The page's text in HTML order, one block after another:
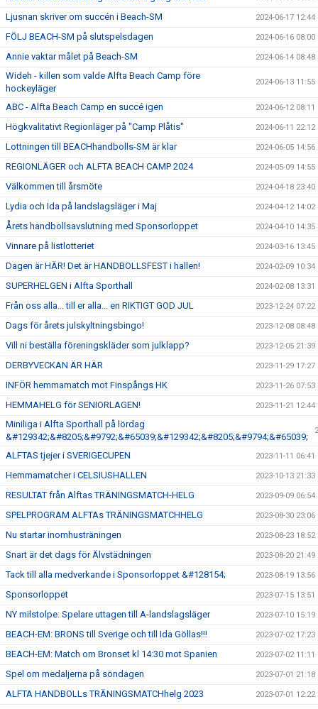
Ljusnan skriver om succén i Beach-SM 2024-06-17 12:44
FÖLJ BEACH-SM på slutspelsdagen 2024-06-16 08:00
Annie vaktar målet på Beach-SM 2024-06-14 08:48
Wideh - killen som valde Alfta Beach Camp före
hockeyläger
2024-06-13 11:55
ABC - Alfta Beach Camp en succé igen 2024-06-12 08:11
Högkvalitativt Regionläger på "Camp Plåtis" 2024-06-11 22:12
Lottningen till BEACHhandbolls-SM är klar 2024-06-05 14:56
REGIONLÄGER och ALFTA BEACH CAMP 2024 2024-05-09 14:55
Välkommen till årsmöte 2024-04-18 23:40
Lydia och Ida på landslagsläger i Maj 2024-04-12 14:02
Årets handbollsavslutning med Sponsorloppet 2024-04-10 14:35
Vinnare på listlotteriet 2024-03-16 13:45
Dagen är HÄR! Det är HANDBOLLSFEST i hallen! 2024-02-09 10:34
SUPERHELGEN i Alfta Sporthall 2024-02-08 13:31
Från oss alla... till er alla... en RIKTIGT GOD JUL 2023-12-24 07:22
Dags för årets julskyltningsbingo! 2023-12-08 08:48
Vill ni beställa föreningskläder som julklapp? 2023-12-05 21:39
DERBYVECKAN ÄR HÄR 2023-11-29 17:27
INFÖR hemmamatch mot Finspångs HK 2023-11-26 07:53
HEMMAHELG för SENIORLAGEN! 2023-11-21 12:44
Miniliga i Alfta Sporthall på lördag
&#129342;&#8205;&#9792;&#65039;&#129342;&#8205;&#9794;&#65039;
ALFTAS tjejer i SVERIGECUPEN 2023-11-11 06:41
Hemmamatcher i CELSIUSHALLEN 2023-10-13 21:33
RESULTAT från Alftas TRÄNINGSMATCH-HELG 2023-09-09 06:54
SPELPROGRAM ALFTAs TRÄNINGSMATCHHELG 2023-08-30 23:06
Nu startar inomhusträningen 2023-08-23 18:52
Snart är det dags för Älvstädningen 2023-08-20 21:49
Tack till alla medverkande i Sponsorloppet &#128154; 2023-08-19 13:56
Sponsorloppet 2023-07-15 13:51
NY milstolpe: Spelare uttagen till A-landslagsläger 2023-07-10 15:19
BEACH-EM: BRONS till Sverige och till Ida Göllas!!! 2023-07-02 17:23
BEACH-EM: Match om Bronset kl 14:30 mot Spanien 2023-07-02 11:11
Spel om medaljerna på söndagen 2023-07-01 21:18
ALFTA HANDBOLLs TRÄNINGSMATCHhelg 2023 2023-07-01 12:22